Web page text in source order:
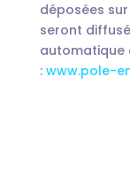
déposées sur
seront
automatique
: www.pole-